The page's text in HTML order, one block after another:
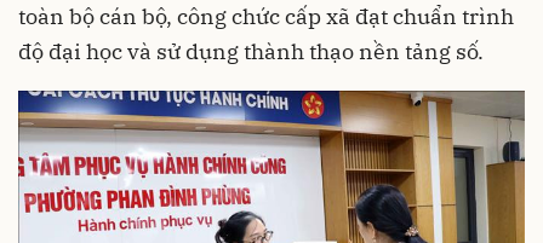
toàn bộ cán bộ, công chức cấp xã đạt chuẩn trình
độ đại học và sử dụng thành thạo nền tảng số.